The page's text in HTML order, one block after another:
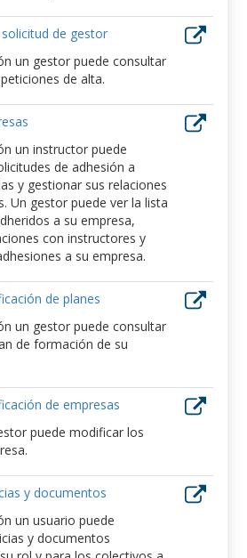
de gestor
un gestor puede consultar
de alta.
un instructor puede
de adhesión a
y gestionar sus relaciones
Un gestor puede ver la lista
a su empresa,
con instructores y
a su empresa.
de planes
un gestor puede consultar
de formación de su
de empresas
puede modificar los
y documentos
un usuario puede
y documentos